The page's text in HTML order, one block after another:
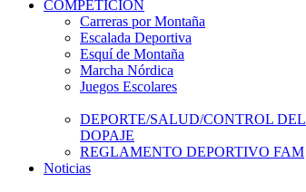
COMPETICIÓN
Carreras por Montaña
Escalada Deportiva
Esquí de Montaña
Marcha Nórdica
Juegos Escolares
DEPORTE/SALUD/CONTROL DEL
DOPAJE
REGLAMENTO DEPORTIVO FAM
Noticias